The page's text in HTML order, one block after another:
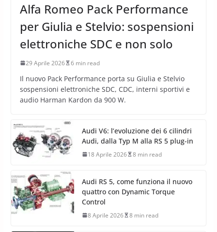
Alfa Romeo Pack Performance
per Giulia e Stelvio: sospensioni
elettroniche SDC e non solo
29 Aprile 2026 6 min read
Il nuovo Pack Performance porta su Giulia e Stelvio
sospensioni elettroniche SDC, CDC, interni sportivi e
audio Harman Kardon da 900 W.
Audi V6: l’evoluzione dei 6 cilindri
Audi, dalla Typ M alla RS 5 plug-in
18 Aprile 2026 8 min read
Audi RS 5, come funziona il nuovo
quattro con Dynamic Torque
Control
8 Aprile 2026 8 min read